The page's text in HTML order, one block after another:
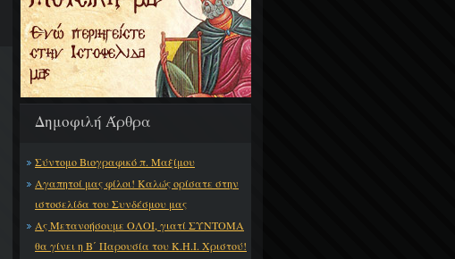
Δημοφιλή Άρθρα
Σύντομο Βιογραφικό π. Μαξίμου
Αγαπητοί μας φίλοι! Καλώς ορίσατε στην
ιστοσελίδα του Συνδέσμου μας
Ας Μετανοήσουμε ΟΛΟΙ, γιατί ΣΥΝΤΟΜΑ
θα γίνει η Β΄ Παρουσία του Κ.Η.Ι. Χριστού!